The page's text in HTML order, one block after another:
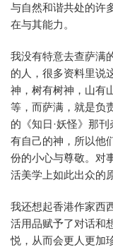
与自然和谐共处的许
在与其能力。
我没有特意去查萨满
的人，很多资料里说
神，树有树神，山有
等，而萨满，就是负
的《知日·妖怪》那
有自己的神，所以他
份的小心与尊敬。对
活美学上如此出众的
我还想起香港作家西
活用品赋予了对话和
悦，从而会更人更加